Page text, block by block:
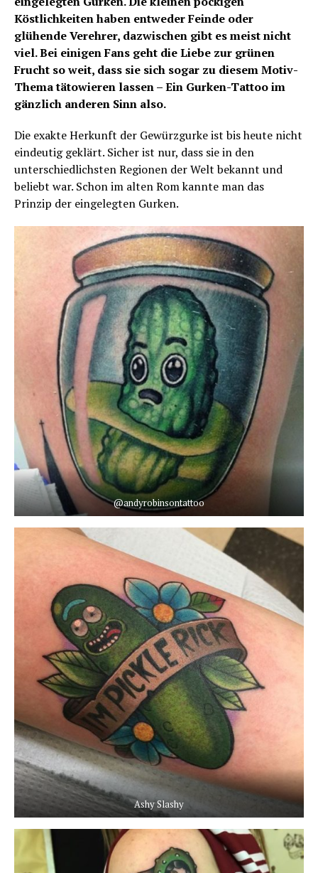
Köstlichkeiten haben entweder Feinde oder
glühende Verehrer, dazwischen gibt es meist nicht
viel. Bei einigen Fans geht die Liebe zur grünen
Frucht so weit, dass sie sich sogar zu diesem Motiv-
Thema tätowieren lassen – Ein Gurken-Tattoo im
gänzlich anderen Sinn also.
Die exakte Herkunft der Gewürzgurke ist bis heute nicht
eindeutig geklärt. Sicher ist nur, dass sie in den
unterschiedlichsten Regionen der Welt bekannt und
beliebt war. Schon im alten Rom kannte man das
Prinzip der eingelegten Gurken.
@andyrobinsontattoo
Ashy Slashy